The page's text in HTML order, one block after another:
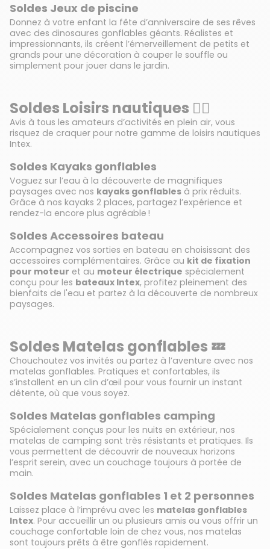
Soldes Jeux de piscine
Donnez à votre enfant la fête d’anniversaire de ses rêves
avec des dinosaures gonflables géants. Réalistes et
impressionnants, ils créent l’émerveillement de petits et
grands pour une décoration à couper le souffle ou
simplement pour jouer dans le jardin.
Soldes Loisirs nautiques 🏄🏻
Avis à tous les amateurs d’activités en plein air, vous
risquez de craquer pour notre gamme de loisirs nautiques
Intex.
Soldes Kayaks gonflables
Voguez sur l’eau à la découverte de magnifiques
paysages avec nos kayaks gonflables à prix réduits.
Grâce à nos kayaks 2 places, partagez l’expérience et
rendez-la encore plus agréable !
Soldes Accessoires bateau
Accompagnez vos sorties en bateau en choisissant des
accessoires complémentaires. Grâce au kit de fixation
pour moteur et au moteur électrique spécialement
conçu pour les bateaux Intex, profitez pleinement des
bienfaits de l'eau et partez à la découverte de nombreux
paysages.
Soldes Matelas gonflables 💤
Chouchoutez vos invités ou partez à l’aventure avec nos
matelas gonflables. Pratiques et confortables, ils
s’installent en un clin d’œil pour vous fournir un instant
détente, où que vous soyez.
Soldes Matelas gonflables camping
Spécialement conçus pour les nuits en extérieur, nos
matelas de camping sont très résistants et pratiques. Ils
vous permettent de découvrir de nouveaux horizons
l’esprit serein, avec un couchage toujours à portée de
main.
Soldes Matelas gonflables 1 et 2 personnes
Laissez place à l’imprévu avec les matelas gonflables
Intex. Pour accueillir un ou plusieurs amis ou vous offrir un
couchage confortable loin de chez vous, nos matelas
sont toujours prêts à être gonflés rapidement.